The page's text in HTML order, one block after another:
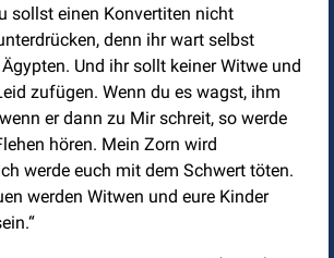
sollst einen Konvertiten nicht
denn ihr wart selbst
Und ihr sollt keiner Witwe und
zufügen. Wenn du es wagst, ihm
er dann zu Mir schreit, so werde
hören. Mein Zorn wird
werde euch mit dem Schwert töten.
werden Witwen und eure Kinder